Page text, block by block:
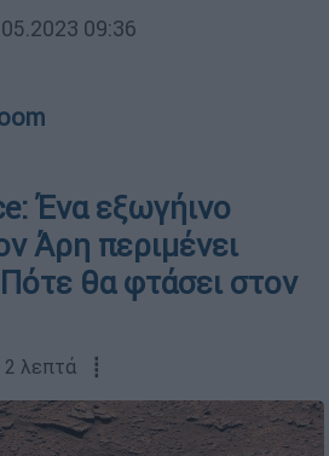
09:36
Ένα εξωγήινο
Άρη περιμένει
θα φτάσει στον
2 λεπτά ┋